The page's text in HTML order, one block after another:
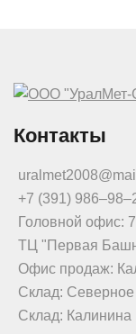
Контакты
+7 (391)
Головной офис:
ТЦ "Первая
Офис продаж:
Склад:
Склад: Калинина